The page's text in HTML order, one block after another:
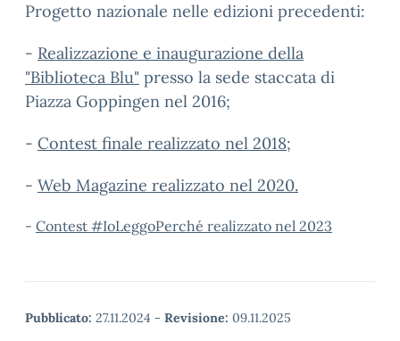
Progetto nazionale nelle edizioni precedenti:
- Realizzazione e inaugurazione della
"Biblioteca Blu" presso la sede staccata di
Piazza Goppingen nel 2016;
- Contest finale realizzato nel 2018;
- Web Magazine realizzato nel 2020.
- Contest #IoLeggoPerché realizzato nel 2023
Pubblicato: 27.11.2024 - Revisione: 09.11.2025